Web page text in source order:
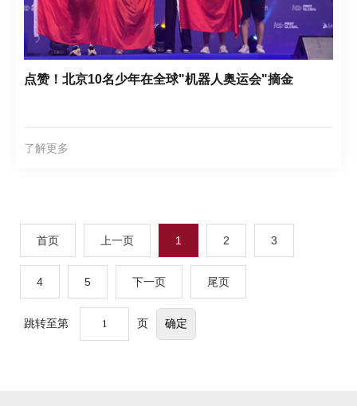
点赞！北京10名少年在全球"机器人奥运会"摘金
了解更多
首页 上一页 1 2 3
4 5 下一页 尾页
跳转至第 页